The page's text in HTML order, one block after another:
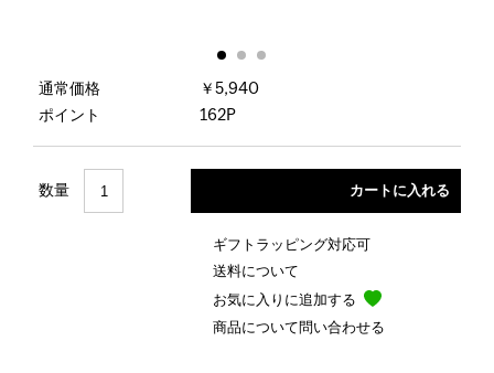
通常価格
￥5,940
ポイント
162P
数量
ギフトラッピング対応可
送料について
お気に入りに追加する
商品について問い合わせる